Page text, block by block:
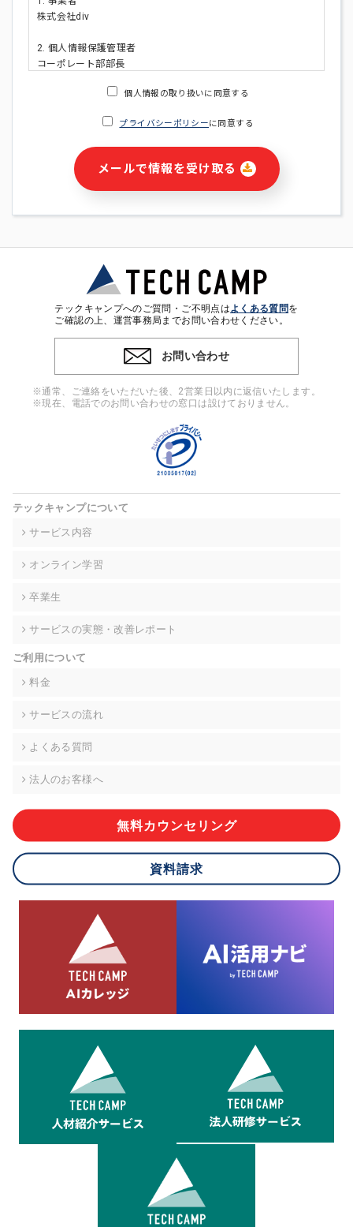
株式会社div
2. 個人情報保護管理者
コーポレート部部長
・ご請求された資料の送付のため
・本サービス及び本サービスに関連する情報(当社及び第三者の
サービス又は商品等の広告配信・宣伝を含みますが、それらに
・個人(法人の場合は担当者)を識別できない形式に加工した統
計情報の作成および利用
※上記の利用目的に基づいた本人への連絡及び配信について
4. 個人情報の第三者提供
ンをとるために、氏名等の一部の情報をサービス内で使用する
チャットツールで発信することにより、本サービスの他の利用
者等に提供することがあります。
当社は事業運営上、前項利用目的の範囲に限って個人情報を外
高い委託先を選定し、個人情報の適正管理・機密保持について
個人情報の開示等(利用目的の通知、開示、内容の訂正・追加・
て、下記の当社問合わせ窓口に申し出ることができます。その
的な期間内に対応いたします。ただし、申請が本人確認が不可
により、ご希望に添えない場合があります。 なお、アクセスロ
グなどの個人情報以外の情報については、原則として開示等は
株式会社div 個人情報問合せ窓口
メールアドレス:privacy_policy@di-v.co.jp
ご本人様が当社に個人情報を提供されるかどうかは任意による
応ができない場合があります。
8.cookieにより取得・分析した情報とその利用について
当社は第三者が運営するデータ・マネジメント・プラットフォ
ームからcookieにより収集されたウェブの閲覧機歴及びその分
析結果を取得し、これをお客様の個人データと結びつけた上
で、広告配信等の目的で利用いたします。
個人情報の取り扱いに同意する
プライバシーポリシーに同意する
メールで情報を受け取る
テックキャンプへのご質問・ご不明点はよくある質問を
ご確認の上、運営事務局までお問い合わせください。
お問い合わせ
※通常、ご連絡をいただいた後、2営業日以内に返信いたします。
※現在、電話でのお問い合わせの窓口は設けておりません。
テックキャンプについて
サービス内容
オンライン学習
卒業生
サービスの実態・改善レポート
ご利用について
料金
サービスの流れ
よくある質問
法人のお客様へ
無料カウンセリング
資料請求